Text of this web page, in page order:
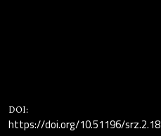
DOI:
https://doi.org/10.51196/srz.2.18